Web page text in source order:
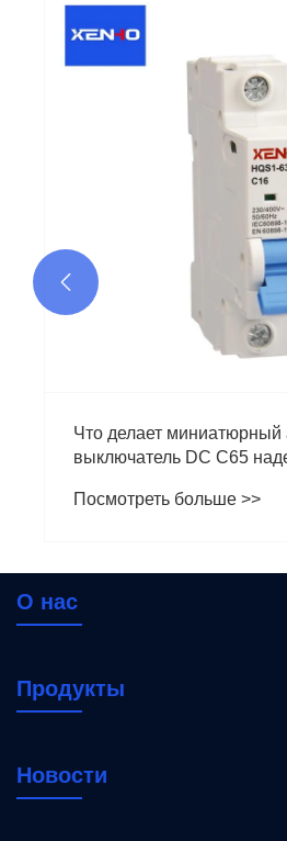
Что делает миниатюрный
выключатель DC C65
электрозащиты?
Посмотреть больше >>

О нас
Продукты
Новости